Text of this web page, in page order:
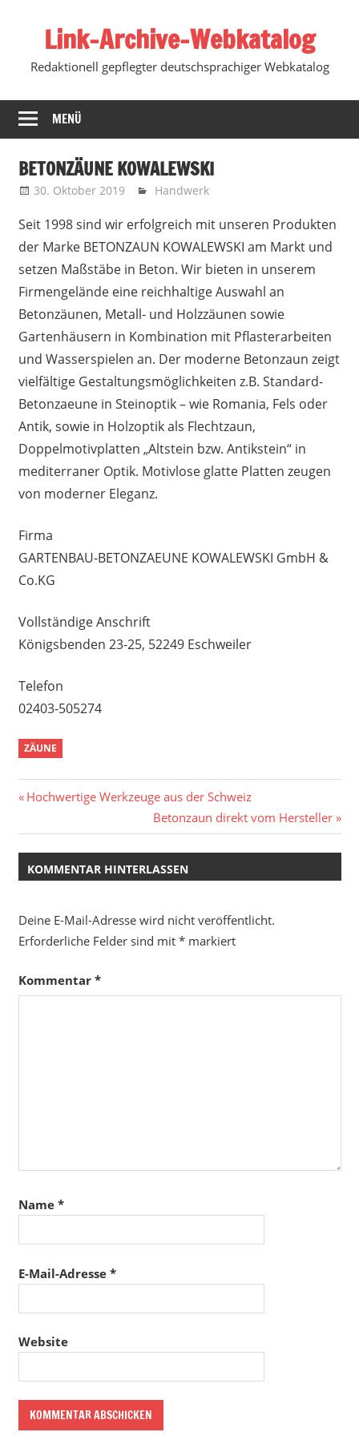
springenLink-Archive-Webkatalog
Redaktionell gepflegter deutschsprachiger Webkatalog
MENÜ
BETONZÄUNE KOWALEWSKI
30. Oktober 2019 Marko
Handwerk
Seit 1998 sind wir erfolgreich mit unseren Produkten
der Marke BETONZAUN KOWALEWSKI am Markt und
setzen Maßstäbe in Beton. Wir bieten in unserem
Firmengelände eine reichhaltige Auswahl an
Betonzäunen, Metall- und Holzzäunen sowie
Gartenhäusern in Kombination mit Pflasterarbeiten
und Wasserspielen an. Der moderne Betonzaun zeigt
vielfältige Gestaltungsmöglichkeiten z.B. Standard-
Betonzaeune in Steinoptik – wie Romania, Fels oder
Antik, sowie in Holzoptik als Flechtzaun,
Doppelmotivplatten „Altstein bzw. Antikstein“ in
mediterraner Optik. Motivlose glatte Platten zeugen
von moderner Eleganz.
Firma
GARTENBAU-BETONZAEUNE KOWALEWSKI GmbH &
Co.KG
Vollständige Anschrift
Königsbenden 23-25, 52249 Eschweiler
Telefon
02403-505274
ZÄUNE
Beitragsnavigation
Vorheriger
Hochwertige Werkzeuge aus der Schweiz
Nächster
Beitrag:
Betonzaun direkt vom Hersteller
KOMMENTAR HINTERLASSEN
Deine E-Mail-Adresse wird nicht veröffentlicht.
Erforderliche Felder sind mit *markiert
Kommentar *
Name *
E-Mail-Adresse *
Website